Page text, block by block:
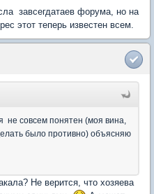
завсегдатаев форума, но на
этот теперь известен всем.
не совсем понятен (моя вина,
было противно) объясняю
Не верится, что хозяева